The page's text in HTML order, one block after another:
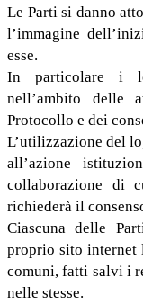
Le Parti si danno
l’immagine
esse.
In particolare i
nell’ambito delle
Protocollo e dei
L’utilizzazione del
all’azione
collaborazione di
richiederà il
Ciascuna delle
proprio sito
comuni, fatti salvi i
nelle stesse.